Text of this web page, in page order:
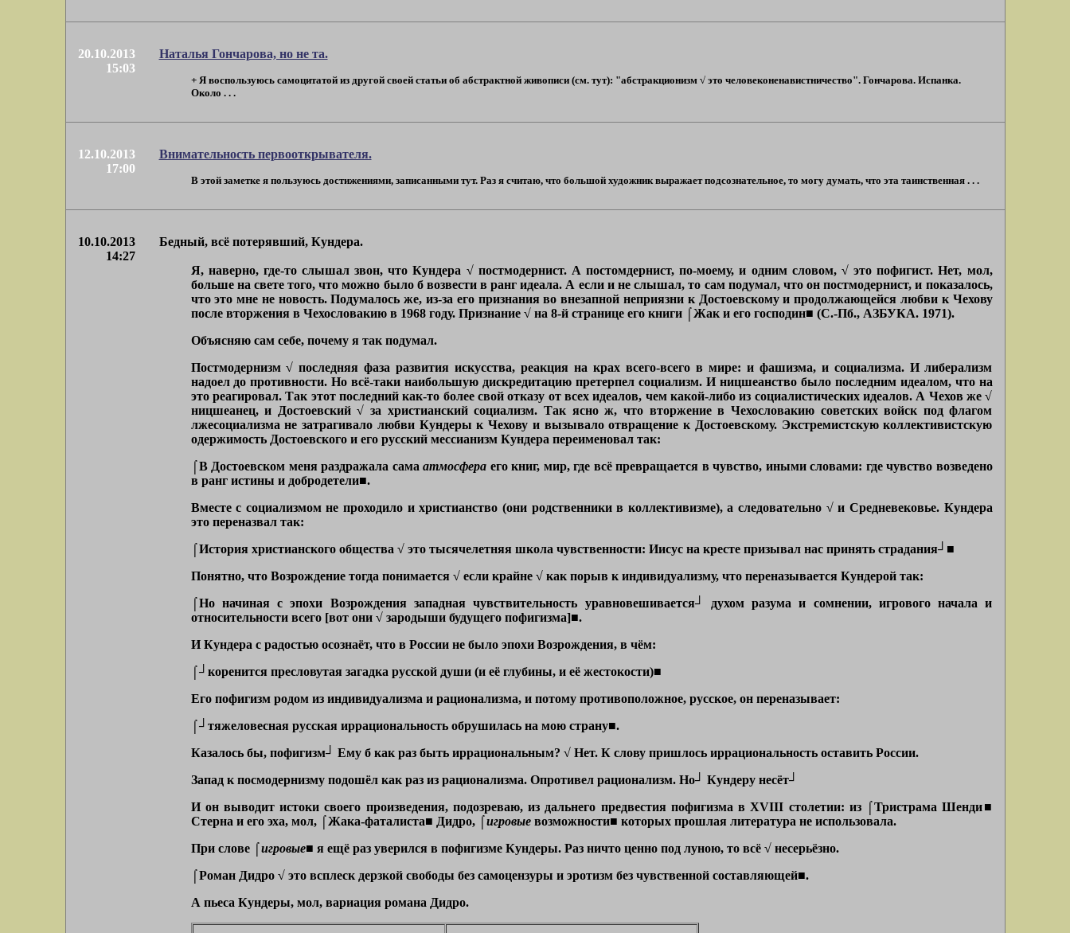
20.10.2013
15:03
Наталья Гончарова, но не та.
+ Я воспользуюсь самоцитатой из другой своей статьи об абстрактной живописи (см. тут): "абстракционизм √ это человеконенавистничество". Гончарова. Испанка.
Около . . .
12.10.2013
17:00
Внимательность первооткрывателя.
В этой заметке я пользуюсь достижениями, записанными тут. Раз я считаю, что большой художник выражает подсознательное, то могу думать, что эта таинственная . . .
10.10.2013
14:27
Бедный, всё потерявший, Кундера.
Я, наверно, где-то слышал звон, что Кундера √ постмодернист. А постомдернист, по-моему, и одним словом, √ это пофигист. Нет, мол,
больше на свете того, что можно было б возвести в ранг идеала. А если и не слышал, то сам подумал, что он постмодернист, и показалось,
что это мне не новость. Подумалось же, из-за его признания во внезапной неприязни к Достоевскому и продолжающейся любви к Чехову
после вторжения в Чехословакию в 1968 году. Признание √ на 8-й странице его книги ⌠Жак и его господин■ (С.-Пб., АЗБУКА. 1971).
Объясняю сам себе, почему я так подумал.
Постмодернизм √ последняя фаза развития искусства, реакция на крах всего-всего в мире: и фашизма, и социализма. И либерализм
надоел до противности. Но всё-таки наибольшую дискредитацию претерпел социализм. И ницшеанство было последним идеалом, что на
это реагировал. Так этот последний как-то более свой отказу от всех идеалов, чем какой-либо из социалистических идеалов. А Чехов же √
ницшеанец, и Достоевский √ за христианский социализм. Так ясно ж, что вторжение в Чехословакию советских войск под флагом
лжесоциализма не затрагивало любви Кундеры к Чехову и вызывало отвращение к Достоевскому. Экстремистскую коллективистскую
одержимость Достоевского и его русский мессианизм Кундера переименовал так:
⌠В Достоевском меня раздражала сама атмосфера его книг, мир, где всё превращается в чувство, иными словами: где чувство возведено
в ранг истины и добродетели■.
Вместе с социализмом не проходило и христианство (они родственники в коллективизме), а следовательно √ и Средневековье. Кундера
это переназвал так:
⌠История христианского общества √ это тысячелетняя школа чувственности: Иисус на кресте призывал нас принять страдания┘■
Понятно, что Возрождение тогда понимается √ если крайне √ как порыв к индивидуализму, что переназывается Кундерой так:
⌠Но начиная с эпохи Возрождения западная чувствительность уравновешивается┘ духом разума и сомнении, игрового начала и
относительности всего [вот они √ зародыши будущего пофигизма]■.
И Кундера с радостью осознаёт, что в России не было эпохи Возрождения, в чём:
⌠┘коренится пресловутая загадка русской души (и её глубины, и её жестокости)■
Его пофигизм родом из индивидуализма и рационализма, и потому противоположное, русское, он переназывает:
⌠┘тяжеловесная русская иррациональность обрушилась на мою страну■.
Казалось бы, пофигизм┘ Ему б как раз быть иррациональным? √ Нет. К слову пришлось иррациональность оставить России.
Запад к посмодернизму подошёл как раз из рационализма. Опротивел рационализм. Но┘ Кундеру несёт┘
И он выводит истоки своего произведения, подозреваю, из дальнего предвестия пофигизма в XVIII столетии: из ⌠Тристрама Шенди■
Стерна и его эха, мол, ⌠Жака-фаталиста■ Дидро, ⌠игровыевозможности■ которых прошлая литература не использовала.
При слове ⌠игровые■ я ещё раз уверился в пофигизме Кундеры. Раз ничто ценно под луною, то всё √ несерьёзно.
⌠Роман Дидро √ это всплеск дерзкой свободы без самоцензуры и эротизм без чувственной составляющей■.
А пьеса Кундеры, мол, вариация романа Дидро.